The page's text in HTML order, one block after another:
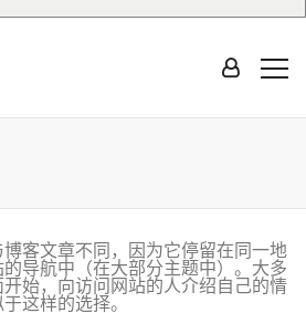
客文章不同，因为它停留在同一地
导航中（在大部分主题中）。大多
开始，向访问网站的人介绍自己的情
这样的选择。